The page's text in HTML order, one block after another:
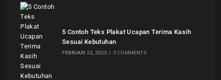
5 Contoh Teks Plakat Ucapan Terima Kasih
Sesuai Kebutuhan
FEBRUARI 22, 2025 / 0 COMMENTS